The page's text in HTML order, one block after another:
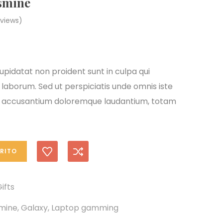
non proident sunt in culpa qui
Sed ut perspiciatis unde omnis iste
doloremque laudantium, totam
,Galaxy, Laptop gamming